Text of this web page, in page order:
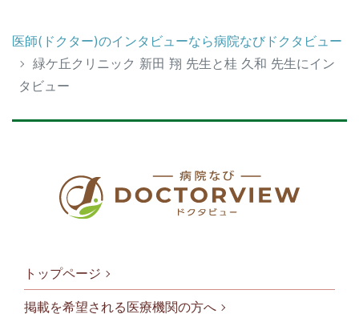
医師(ドクター)のインタビューなら病院なびドクタビュー
緑ケ丘クリニック 新田 翔 先生と桂 久和 先生にイン
タビュー
トップページ
掲載を希望される医療機関の方へ